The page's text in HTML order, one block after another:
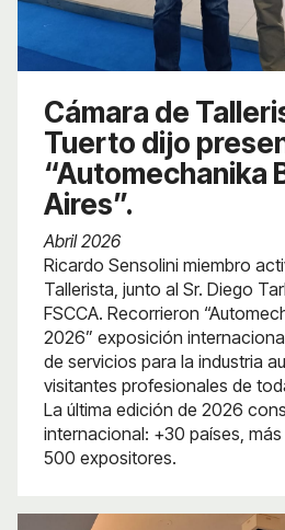
Cámara de
Tuerto dijo
“Automechanika
Aires”.
Abril 2026
Ricardo Sensolini miembro
Tallerista, junto al Sr. Diego
FSCCA. Recorrieron
2026” exposición
de servicios para la industria
visitantes profesionales de
La última edición de 2026
internacional: +30 países,
500 expositores.